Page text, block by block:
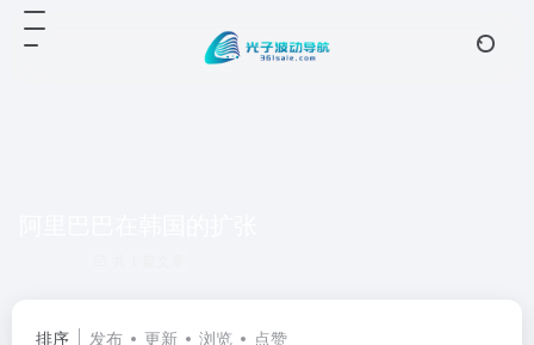
排序 发布 更新 浏览 点赞